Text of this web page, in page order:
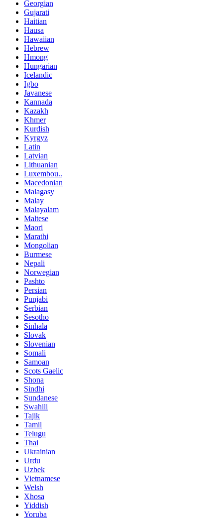
Georgian
Gujarati
Haitian
Hausa
Hawaiian
Hebrew
Hmong
Hungarian
Icelandic
Igbo
Javanese
Kannada
Kazakh
Khmer
Kurdish
Kyrgyz
Latin
Latvian
Lithuanian
Luxembou..
Macedonian
Malagasy
Malay
Malayalam
Maltese
Maori
Marathi
Mongolian
Burmese
Nepali
Norwegian
Pashto
Persian
Punjabi
Serbian
Sesotho
Sinhala
Slovak
Slovenian
Somali
Samoan
Scots Gaelic
Shona
Sindhi
Sundanese
Swahili
Tajik
Tamil
Telugu
Thai
Ukrainian
Urdu
Uzbek
Vietnamese
Welsh
Xhosa
Yiddish
Yoruba